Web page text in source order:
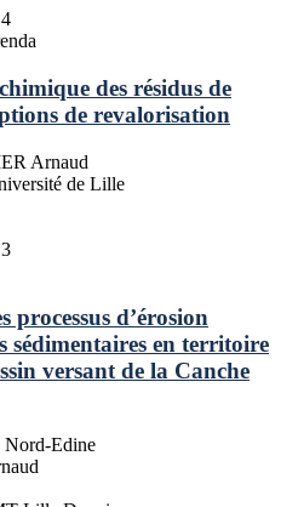
des résidus de
de revalorisation
Arnaud
de Lille
processus d’érosion
sédimentaires en territoire
versant de la Canche
Edine